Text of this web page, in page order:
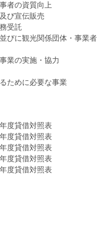
者の資質向上
び宣伝販売
受託
びに観光関係団体・事業者
業の実施・協力
ために必要な事業
度貸借対照表
度貸借対照表
度貸借対照表
度貸借対照表
度貸借対照表